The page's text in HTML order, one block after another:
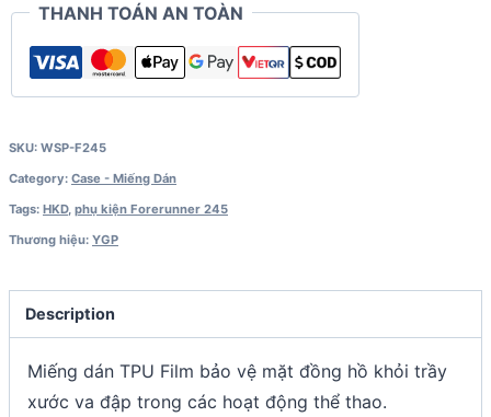
Music
(combo
quantity
THANH TOÁN AN TOÀN
SKU: WSP-F245
Category: Case - Miếng Dán
Tags: HKD, phụ kiện Forerunner 245
Thương hiệu: YGP
Description
Miếng dán TPU Film bảo vệ mặt đồng hồ khỏi trầy
xước va đập trong các hoạt động thể thao.